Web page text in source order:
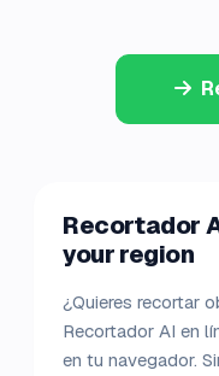
Recortador
your region
¿Quieres recortar
Recortador AI en
en tu navegador.